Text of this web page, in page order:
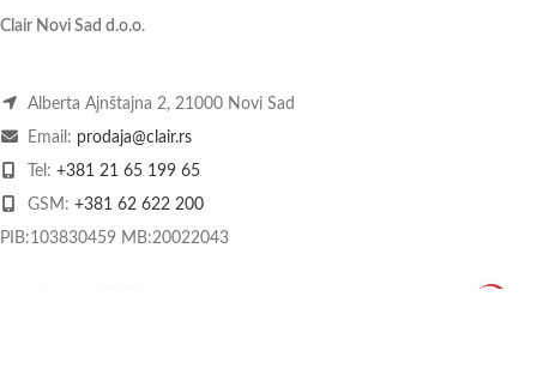
Clair Novi Sad d.o.o.
Alberta Ajnštajna 2, 21000 Novi Sad
Email: prodaja@clair.rs
Tel: +381 21 65 199 65
GSM: +381 62 622 200
PIB:103830459 MB:20022043